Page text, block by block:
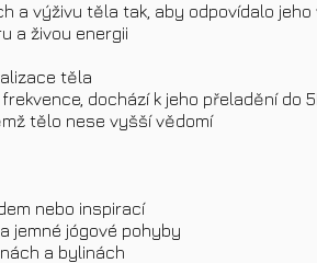
a výživu těla tak, aby odpovídalo
a živou energii
těla
dochází k jeho přeladění do
tělo nese vyšší vědomí
nebo inspirací
jemné jógové pohyby
a bylinách